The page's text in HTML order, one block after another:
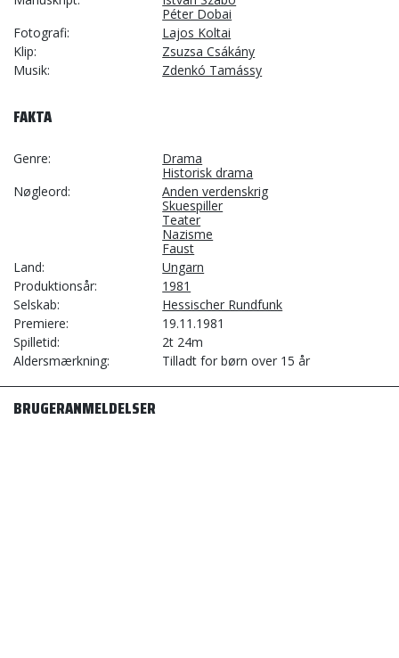
Péter Dobai
Fotografi
Lajos Koltai
Klip
Zsuzsa Csákány
Musik
Zdenkó Tamássy
FAKTA
Genre
Drama
Historisk drama
Nøgleord
Anden verdenskrig
Skuespiller
Teater
Nazisme
Faust
Land
Ungarn
Produktionsår
1981
Selskab
Hessischer Rundfunk
Premiere
19.11.1981
Spilletid
2t 24m
Aldersmærkning
Tilladt for børn over 15 år
BRUGERANMELDELSER